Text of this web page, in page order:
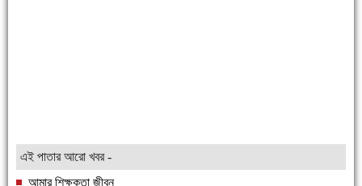
এই পাতার আরো খবর -
আমার শিক্ষকতা জীবন